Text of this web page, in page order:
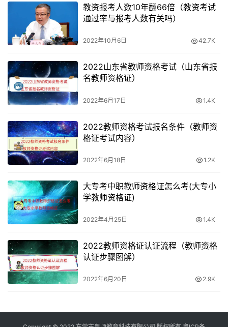
教资报考人数10年翻66倍（教资考试
通过率与报考人数有关吗）
2022年10月6日 42.7K
2022山东省教师资格考试（山东省报
名教师资格证）
2022年6月17日 1.4K
2022教师资格考试报名条件（教师资
格证考试内容）
2022年6月18日 1.2K
大专考中职教师资格证怎么考(大专小
学教师资格证)
2022年4月25日 1.4K
2022教师资格证认证流程（教师资格
认证步骤图解）
2022年6月20日 2.9K